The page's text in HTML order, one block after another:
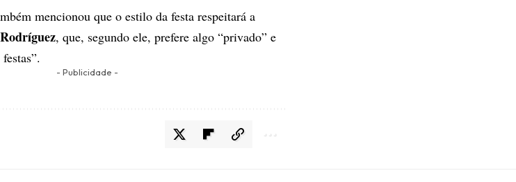
mencionou que o estilo da festa respeitará a
, que, segundo ele, prefere algo “privado” e
- Publicidade -